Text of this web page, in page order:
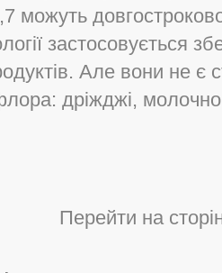
можуть
застосовується
Але вони не є
дріжджі,
Перейти на